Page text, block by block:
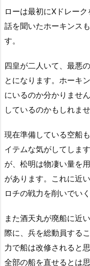
ローは最初にXドレー
話を聞いたホーキンス
す。
四皇が二人いて、最悪
とになります。ホーキ
にいるのか分かりませ
しているのかもしれませ
現在準備している空船
イテムな気がしてしま
が、松明は物凄い量を
があります。これに近
ロチの戦力を削いでい
また酒天丸が廃船に近
際に、兵を総動員する
力で船は改修されると
全部の船を直せるとは